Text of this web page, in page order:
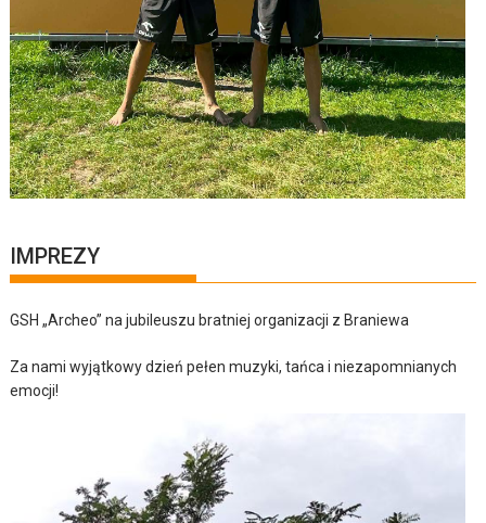
IMPREZY
GSH „Archeo” na jubileuszu bratniej organizacji z Braniewa
Za nami wyjątkowy dzień pełen muzyki, tańca i niezapomnianych
emocji!